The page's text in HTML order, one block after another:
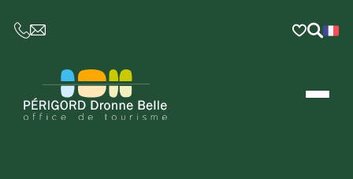
CE LIEN OUVRIRA VOTRE LOGICIEL DE